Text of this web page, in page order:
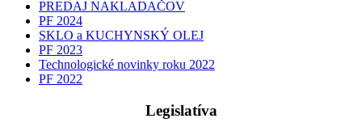
PREDAJ NAKLADAČOV
PF 2024
SKLO a KUCHYNSKÝ OLEJ
PF 2023
Technologické novinky roku 2022
PF 2022
Legislatíva